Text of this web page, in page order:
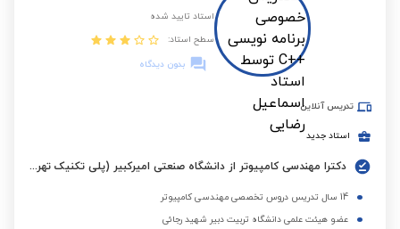
استاد تایید شده
سطح استاد:
بدون دیدگاه
تدریس آنلاین
استاد جدید
دکترا مهندسی کامپیوتر از دانشگاه صنعتی امیرکبیر (پلی تکنیک تهران)
14 سال تدریس دروس تخصصی مهندسی کامپیوتر
عضو هیئت علمی دانشگاه تربیت دبیر شهید رجائی